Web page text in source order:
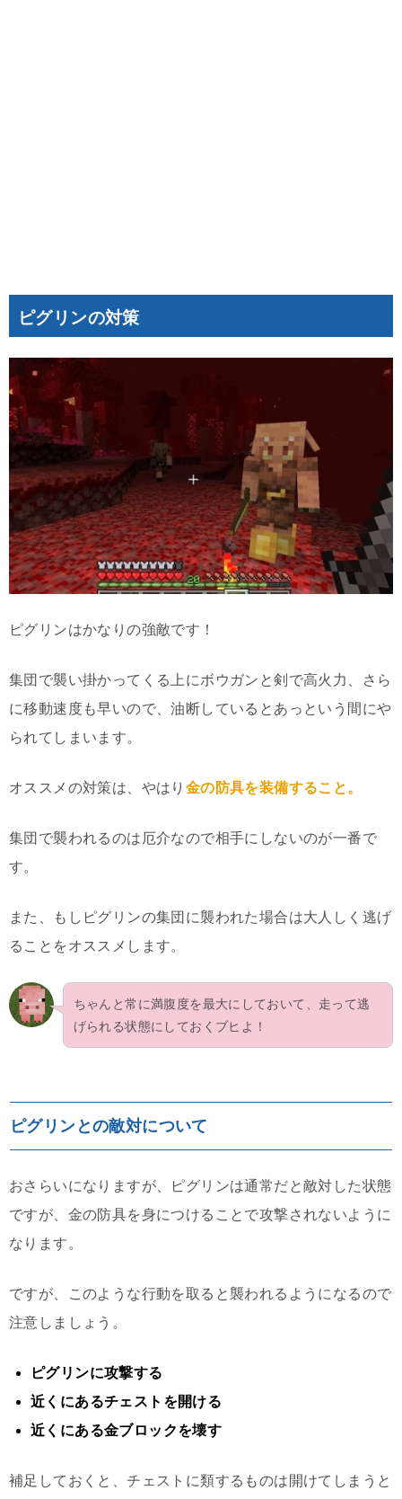
ピグリンの対策
ピグリンはかなりの強敵です！
集団で襲い掛かってくる上にボウガンと剣で高火力、さら
に移動速度も早いので、油断しているとあっという間にや
られてしまいます。
オススメの対策は、やはり 金の防具を装備すること。
集団で襲われるのは厄介なので相手にしないのが一番で
す。
また、もしピグリンの集団に襲われた場合は大人しく逃げ
ることをオススメします。
ちゃんと常に満腹度を最大にしておいて、走って逃
げられる状態にしておくブヒよ！
ピグリンとの敵対について
おさらいになりますが、ピグリンは通常だと敵対した状態
ですが、金の防具を身につけることで攻撃されないように
なります。
ですが、このような行動を取ると襲われるようになるので
注意しましょう。
ピグリンに攻撃する
近くにあるチェストを開ける
近くにある金ブロックを壊す
補足しておくと、チェストに類するものは開けてしまうと